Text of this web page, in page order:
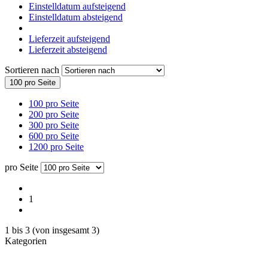
Einstelldatum aufsteigend
Einstelldatum absteigend
Lieferzeit aufsteigend
Lieferzeit absteigend
Sortieren nach
100 pro Seite
100 pro Seite
200 pro Seite
300 pro Seite
600 pro Seite
1200 pro Seite
pro Seite
1
1 bis 3 (von insgesamt 3)
Kategorien